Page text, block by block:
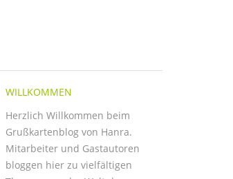
WILLKOMMEN
Herzlich Willkommen beim
Grußkartenblog von Hanra.
Mitarbeiter und Gastautoren
bloggen hier zu vielfältigen